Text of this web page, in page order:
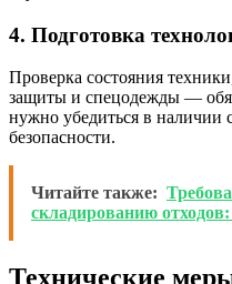
4. Подготовка
Проверка состояния
защиты и спецодежды —
нужно убедиться в наличии
безопасности.
Читайте также:
складированию
Технические